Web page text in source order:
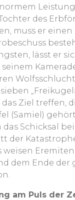
des
muss er einen
lässt er
Ziel treffen,
(Samiel)
Schicksal
der
weisen
dem Ende der
am Puls der